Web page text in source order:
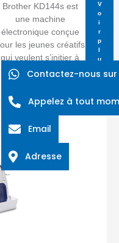
Brother KD144s est
une machine
électronique conçue
les jeunes créatifs
qui veulent s’initier à
la...
V
o
i
r
p
l
u
Contactez-nous
Appelez à tout
Email
Adresse